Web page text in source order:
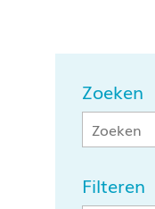
Zoeken
Filteren